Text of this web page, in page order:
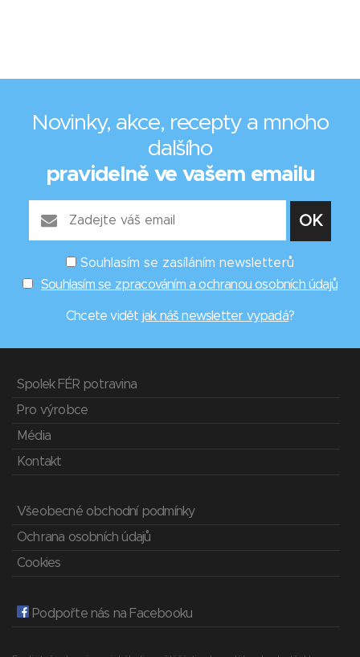
Novinky, akce, recepty a mnoho
dalšího
pravidelně ve vašem emailu
Souhlasím se zasíláním newsletterů
Souhlasím se zpracováním a ochranou osobních údajů
Chcete vidět jak náš newsletter vypadá?
Spolek FÉR potravina
Pro výrobce
Média
Kontakt
Všeobecné obchodní podmínky
Ochrana osobních údajů
Cookies
Podpořte nás na Facebooku